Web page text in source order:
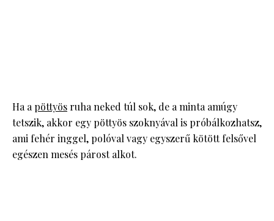
Ha apöttyös ruha neked túl sok, de a minta amúgy
tetszik, akkor egy pöttyös szoknyával is próbálkozhatsz,
ami fehér inggel, polóval vagy egyszerű kötött felsővel
egészen mesés párost alkot.